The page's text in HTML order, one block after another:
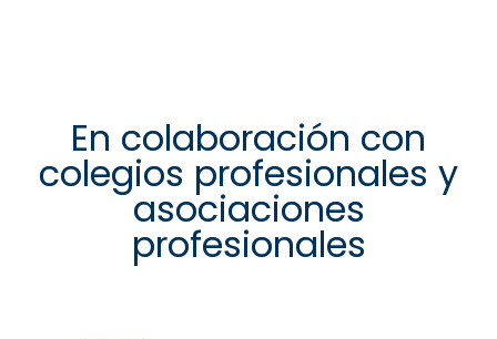
En colaboración con
colegios profesionales y
asociaciones
profesionales